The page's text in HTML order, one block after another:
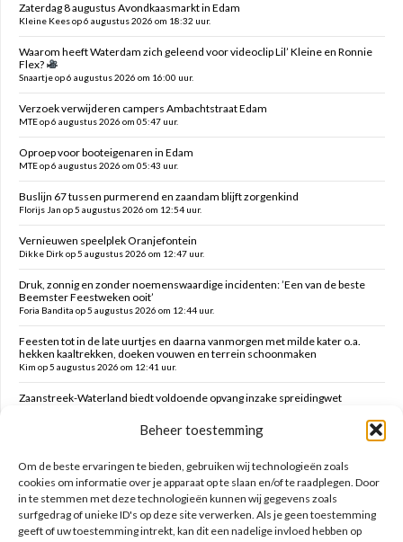
Beheer toestemming
Om de beste ervaringen te bieden, gebruiken wij technologieën zoals
cookies om informatie over je apparaat op te slaan en/of te raadplegen. Door
in te stemmen met deze technologieën kunnen wij gegevens zoals
surfgedrag of unieke ID's op deze site verwerken. Als je geen toestemming
geeft of uw toestemming intrekt, kan dit een nadelige invloed hebben op
Zaterdag 8 augustus Avondkaasmarkt in Edam
Kleine Kees op 6 augustus 2026 om 18:32 uur.
Waarom heeft Waterdam zich geleend voor videoclip Lil’ Kleine en Ronnie
Flex?
Snaartje op 6 augustus 2026 om 16:00 uur.
Verzoek verwijderen campers Ambachtstraat Edam
MTE op 6 augustus 2026 om 05:47 uur.
Oproep voor booteigenaren in Edam
MTE op 6 augustus 2026 om 05:43 uur.
Buslijn 67 tussen purmerend en zaandam blijft zorgenkind
Florijs Jan op 5 augustus 2026 om 12:54 uur.
Vernieuwen speelplek Oranjefontein
Dikke Dirk op 5 augustus 2026 om 12:47 uur.
Druk, zonnig en zonder noemenswaardige incidenten: ’Een van de beste
Beemster Feestweken ooit’
Foria Bandita op 5 augustus 2026 om 12:44 uur.
Feesten tot in de late uurtjes en daarna vanmorgen met milde kater o.a.
hekken kaaltrekken, doeken vouwen en terrein schoonmaken
Kim op 5 augustus 2026 om 12:41 uur.
Zaanstreek-Waterland biedt voldoende opvang inzake spreidingwet
Zoeken op deze site